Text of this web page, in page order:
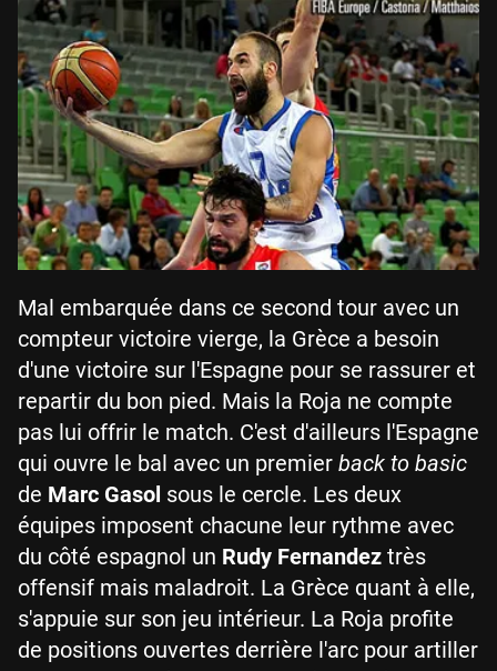
Mal embarquée dans ce second tour avec un
compteur victoire vierge, la Grèce a besoin
d'une victoire sur l'Espagne pour se rassurer et
repartir du bon pied. Mais la Roja ne compte
pas lui offrir le match. C'est d'ailleurs l'Espagne
qui ouvre le bal avec un premier back to basic
de Marc Gasol sous le cercle. Les deux
équipes imposent chacune leur rythme avec
du côté espagnol un Rudy Fernandez très
offensif mais maladroit. La Grèce quant à elle,
s'appuie sur son jeu intérieur. La Roja profite
de positions ouvertes derrière l'arc pour artiller